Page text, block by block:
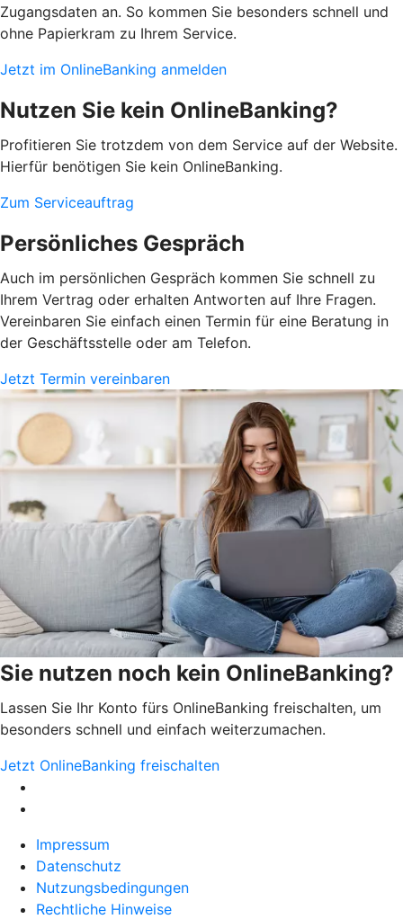
Zugangsdaten an. So kommen Sie besonders schnell und
ohne Papierkram zu Ihrem Service.
Jetzt im OnlineBanking anmelden
Nutzen Sie kein OnlineBanking?
Profitieren Sie trotzdem von dem Service auf der Website.
Hierfür benötigen Sie kein OnlineBanking.
Zum Serviceauftrag
Persönliches Gespräch
Auch im persönlichen Gespräch kommen Sie schnell zu
Ihrem Vertrag oder erhalten Antworten auf Ihre Fragen.
Vereinbaren Sie einfach einen Termin für eine Beratung in
der Geschäftsstelle oder am Telefon.
Jetzt Termin vereinbaren
Sie nutzen noch kein OnlineBanking?
Lassen Sie Ihr Konto fürs OnlineBanking freischalten, um
besonders schnell und einfach weiterzumachen.
Jetzt OnlineBanking freischalten
Impressum
Datenschutz
Nutzungsbedingungen
Rechtliche Hinweise